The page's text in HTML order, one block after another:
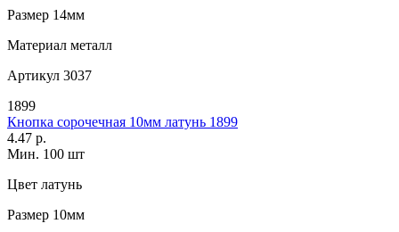
Размер 14мм
Материал металл
Артикул 3037
1899
Кнопка сорочечная 10мм латунь 1899
4.47 р.
Мин. 100 шт
Цвет латунь
Размер 10мм